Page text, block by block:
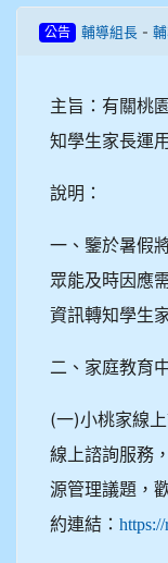
公告 輔導組長 -
主旨：有關桃
知學生家長運
說明：
一、鑒於暑假
眾能及時因應
資訊轉知學生
二、家庭教育
(一)小桃家線
線上諮詢服務
源管理議題，
約連結：